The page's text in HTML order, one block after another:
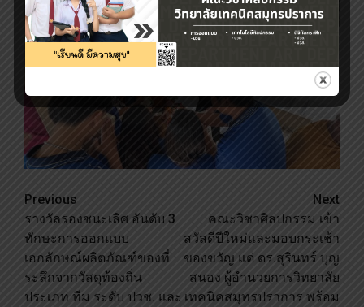
Continue
Reading
Previous
รางวัลรองชนะเลิศ อันดับ 3
ทักษะการออกแบบ
เอกลักษณ์ผลิตภัณฑ์ของที่
ระลึกจากวัสดุท้องถิ่น
ประเภท ทีม ระดับ ปวช. และ
Next
คณะวิชาศิลปกรรม เข้า
สวัสดีปีใหม่และมอบกระเช้า
ของขวัญ แด่ ดร.สุรินทร์ บุญ
สนอง ผู้อำนวยการวิทยาลัย
เทคนิคสมุทรปราการ พร้อม